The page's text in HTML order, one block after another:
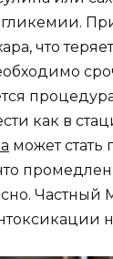
что
как в
может
Частный